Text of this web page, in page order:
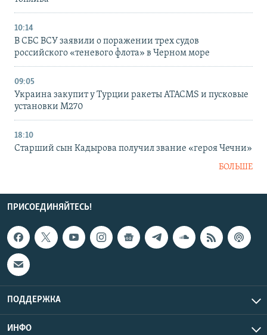
10:14
В СБС ВСУ заявили о поражении трех судов
российского «теневого флота» в Черном море
09:05
Украина закупит у Турции ракеты ATACMS и пусковые
установки M270
18:10
Старший сын Кадырова получил звание «героя Чечни»
БОЛЬШЕ
ПРИСОЕДИНЯЙТЕСЬ!
ПОДДЕРЖКА
ИНФО